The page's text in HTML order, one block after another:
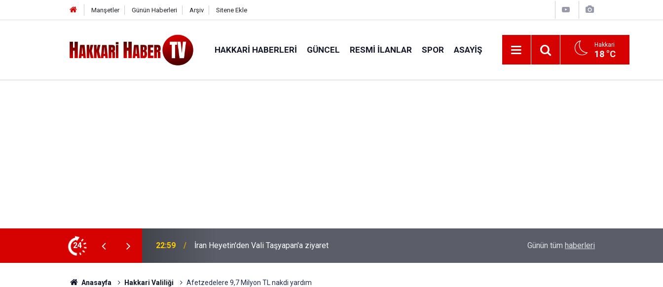
Manşetler Günün Haberleri Arşiv Sitene Ekle
HAKKARI HABERLERI GÜNCEL RESMI İLANLAR SPOR ASAYIŞ Hakkari
18 °C
24 22:53 İran Sınırında 7 Kilo 720 Gram Eroin ele geçirildi Kanat kalbine yenik düştü
Günün tüm haberleri
Anasayfa Hakkari Valiliği Afetzedelere 9,7 Milyon TL nakdi yardım